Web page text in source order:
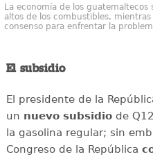
La economía de los
altos de los combustibles,
consenso para enfrentar la
El subsidio
El presidente de la
un nuevo subsidiode
la gasolina regular; sin
Congreso de la República